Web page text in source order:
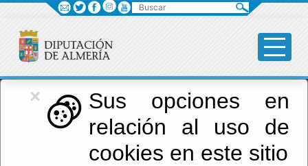
×
Sus opciones en
relación al uso de
cookies en este sitio
Diputación
Menú Diputación
Buscar